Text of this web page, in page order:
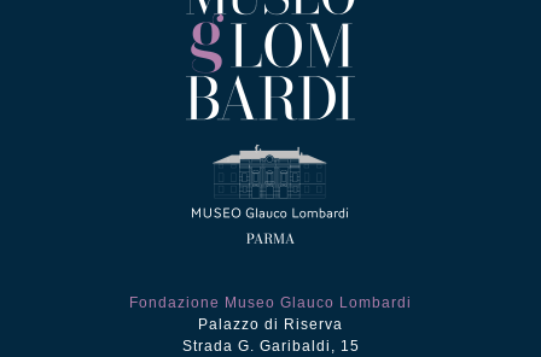
Fondazione Museo Glauco Lombardi
Palazzo di Riserva
Strada G. Garibaldi, 15